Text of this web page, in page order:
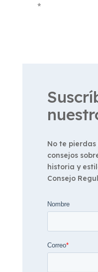
*
No te
consejos
historia y
Consejo